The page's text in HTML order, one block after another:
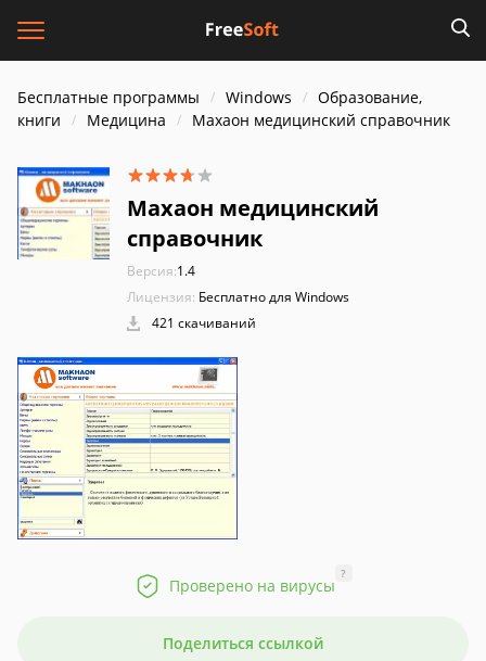
Бесплатные программы Windows
Образование,
книги
Медицина Махаон медицинский справочник
Махаон медицинский
справочник
Версия:1.4
Лицензия: Бесплатно для Windows
421 скачиваний
Проверено на вирусы
?
Поделиться ссылкой